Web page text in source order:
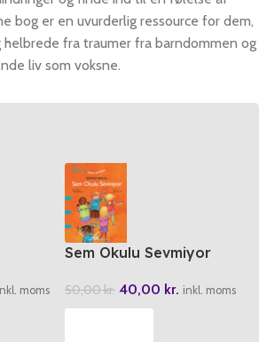
bog er en uvurderlig ressource for dem,
fra traumer fra barndommen og
liv som voksne.
moms
Sem Okulu Sevmiyor
50,00kr. 40,00 kr. inkl. moms